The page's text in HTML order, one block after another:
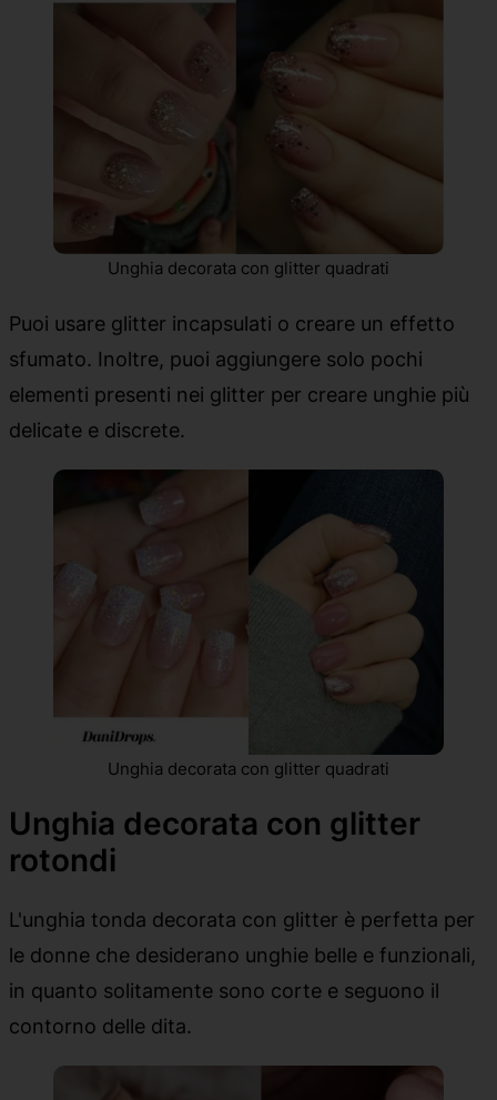
Unghia decorata con glitter quadrati
Puoi usare glitter incapsulati o creare un effetto
sfumato. Inoltre, puoi aggiungere solo pochi
elementi presenti nei glitter per creare unghie più
delicate e discrete.
Unghia decorata con glitter quadrati
Unghia decorata con glitter
rotondi
L'unghia tonda decorata con glitter è perfetta per
le donne che desiderano unghie belle e funzionali,
in quanto solitamente sono corte e seguono il
contorno delle dita.